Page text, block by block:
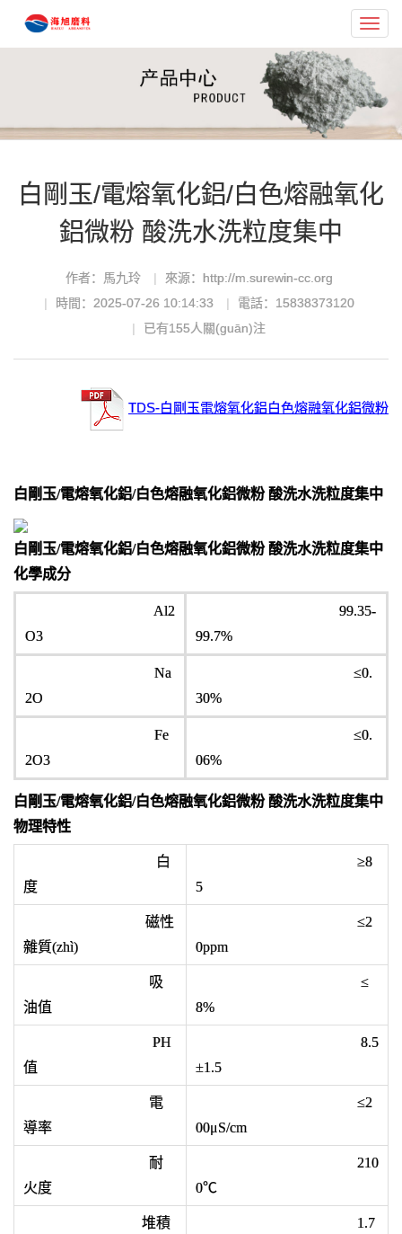
白剛玉/電熔氧化鋁/白色熔融氧化
鋁微粉 酸洗水洗粒度集中
作者：馬九玲
來源：http://m.surewin-cc.org
時間：2025-07-26 10:14:33
電話：15838373120
已有155人關(guān)注
TDS-白剛玉電熔氧化鋁白色熔融氧化鋁微粉
白剛玉/電熔氧化鋁/白色熔融氧化鋁微粉 酸洗水洗粒度集中
白剛玉/電熔氧化鋁/白色熔融氧化鋁微粉 酸洗水洗粒度集中
化學成分
Al2
O3
99.35-
99.7%
Na
2O
≤0.
30%
Fe
2O3
≤0.
06%
白剛玉/電熔氧化鋁/白色熔融氧化鋁微粉 酸洗水洗粒度集中
物理特性
白
度
≥8
5
磁性
雜質(zhì)
≤2
0ppm
吸
油值
≤
8%
PH
值
8.5
±1.5
電
導率
≤2
00μS/cm
耐
火度
210
0℃
堆積
1.7